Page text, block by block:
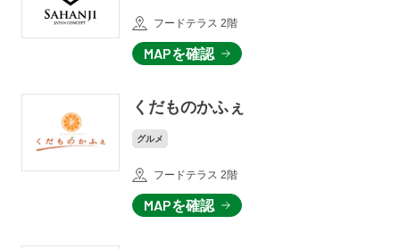
フードテラス 2階
MAPを確認
くだものかふぇ
グルメ
フードテラス 2階
MAPを確認